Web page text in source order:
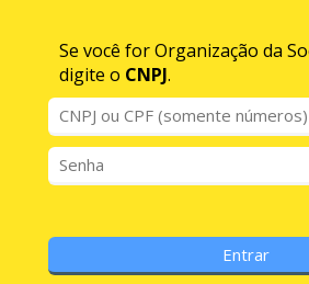
Se você for Organização da
digite o CNPJ.